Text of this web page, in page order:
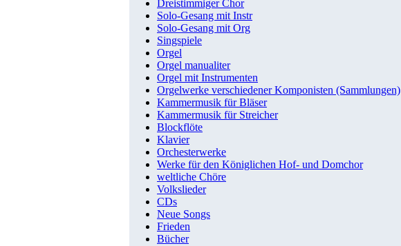
Dreistimmiger Chor
Solo-Gesang mit Instr
Solo-Gesang mit Org
Singspiele
Orgel
Orgel manualiter
Orgel mit Instrumenten
Orgelwerke verschiedener Komponisten (Sammlungen)
Kammermusik für Bläser
Kammermusik für Streicher
Blockflöte
Klavier
Orchesterwerke
Werke für den Königlichen Hof- und Domchor
weltliche Chöre
Volkslieder
CDs
Neue Songs
Frieden
Bücher